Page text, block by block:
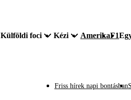
Külföldi foci Kézi AmerikaF1
Friss hírek napi bontásban